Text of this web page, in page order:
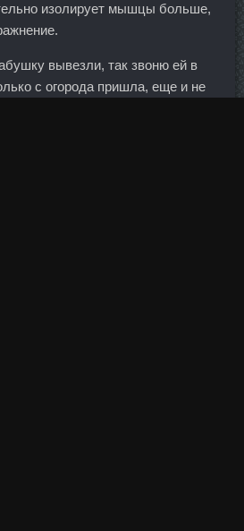
изолирует мышцы больше,
вывезли, так звоню ей в
с огорода пришла, еще и не